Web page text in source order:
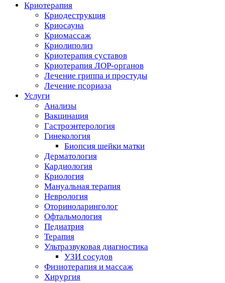
Криотерапия
Криодеструкция
Криосауна
Криомассаж
Криолиполиз
Криотерапия суставов
Криотерапия ЛОР-органов
Лечение гриппа и простуды
Лечение псориаза
Услуги
Анализы
Вакцинация
Гастроэнтерология
Гинекология
Биопсия шейки матки
Дерматология
Кардиология
Криология
Мануальная терапия
Неврология
Оториноларинголог
Офтальмология
Педиатрия
Терапия
Ультразвуковая диагностика
УЗИ сосудов
Физиотерапия и массаж
Хирургия